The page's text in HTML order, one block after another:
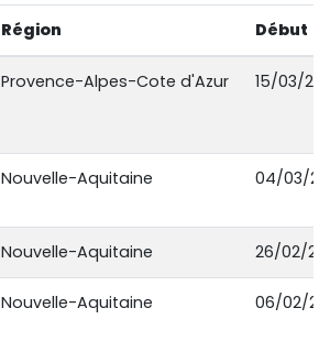
Région Début
Provence-Alpes-Cote d'Azur 15/03/
Nouvelle-Aquitaine 04/03/
Nouvelle-Aquitaine 26/02/
Nouvelle-Aquitaine 06/02/